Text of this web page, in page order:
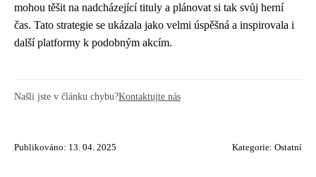
mohou těšit na nadcházející tituly a plánovat si tak svůj herní
čas. Tato strategie se ukázala jako velmi úspěšná a inspirovala i
další platformy k podobným akcím.
Našli jste v článku chybu?Kontaktujte nás
Publikováno: 13. 04. 2025 Kategorie: Ostatní